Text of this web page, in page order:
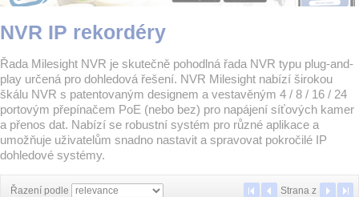
NVR IP rekordéry
Řada Milesight NVR je skutečně pohodlná řada NVR typu plug-and-
play určená pro dohledová řešení. NVR Milesight nabízí širokou
škálu NVR s patentovaným designem a vestavěným 4 / 8 / 16 / 24
portovým přepínačem PoE (nebo bez) pro napájení síťových kamer
a přenos dat. Nabízí se robustní systém pro různé aplikace a
umožňuje uživatelům snadno nastavit a spravovat pokročilé IP
dohledové systémy.
Řazení podle Strana z